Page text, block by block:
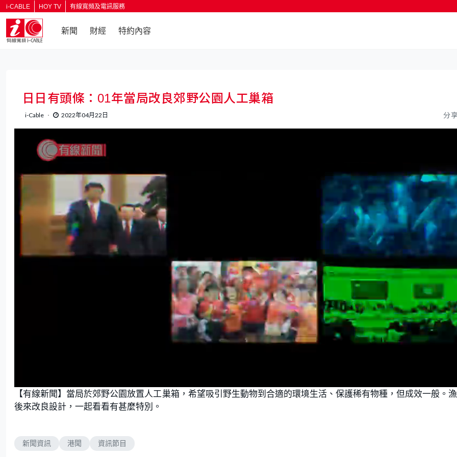
i-CABLE HOY TV 有線寬頻及電訊服務
新聞 財經 特約內容
日日有頭條：01年當局改良郊野公園人工巢箱
i-Cable 2022年04月22日 分
n
m
u
t
e
o
a
d
e
d
:
【有線新聞】當局於郊野公園放置人工巢箱，希望吸引野生動物到合適的環境生活、保護稀有物種，但成效一般。
後來改良設計，一起看看有甚麼特別。
新聞資訊 港聞 資訊節目